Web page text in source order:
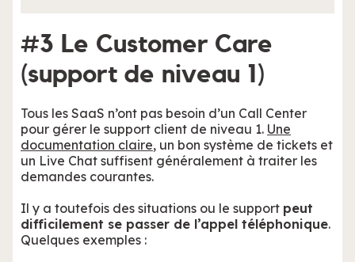
#3 Le Customer Care
(support de niveau 1)
Tous les SaaS n’ont pas besoin d’un Call Center
pour gérer le support client de niveau 1. Une
documentation claire, un bon système de tickets et
un Live Chat suffisent généralement à traiter les
demandes courantes.
Il y a toutefois des situations ou le support peut
difficilement se passer de l’appel téléphonique.
Quelques exemples :